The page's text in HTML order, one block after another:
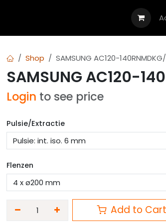
Shop SAMSUNG AC120-140RNMDKG/
SAMSUNG AC120-
Login to see price
Pulsie/Extractie
Flenzen
Add to Cart